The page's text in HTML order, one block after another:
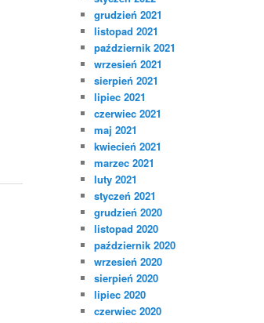
grudzień 2021
listopad 2021
październik 2021
wrzesień 2021
sierpień 2021
lipiec 2021
czerwiec 2021
maj 2021
kwiecień 2021
marzec 2021
luty 2021
styczeń 2021
grudzień 2020
listopad 2020
październik 2020
wrzesień 2020
sierpień 2020
lipiec 2020
czerwiec 2020